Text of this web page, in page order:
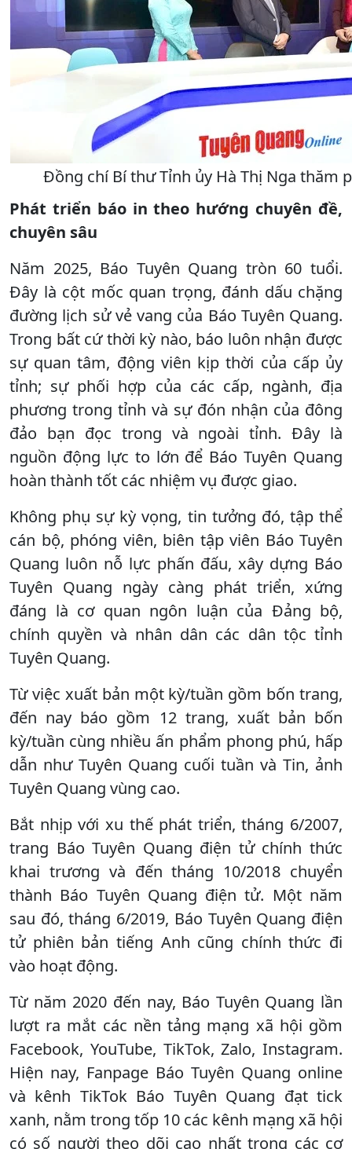
Đồng chí Bí thư Tỉnh ủy Hà Thị Nga thăm
Phát triển báo in theo hướng chuyên đề,
chuyên sâu
Năm 2025, Báo Tuyên Quang tròn 60 tuổi.
Đây là cột mốc quan trọng, đánh dấu chặng
đường lịch sử vẻ vang của Báo Tuyên Quang.
Trong bất cứ thời kỳ nào, báo luôn nhận được
sự quan tâm, động viên kịp thời của cấp ủy
tỉnh; sự phối hợp của các cấp, ngành, địa
phương trong tỉnh và sự đón nhận của đông
đảo bạn đọc trong và ngoài tỉnh. Đây là
nguồn động lực to lớn để Báo Tuyên Quang
hoàn thành tốt các nhiệm vụ được giao.
Không phụ sự kỳ vọng, tin tưởng đó, tập thể
cán bộ, phóng viên, biên tập viên Báo Tuyên
Quang luôn nỗ lực phấn đấu, xây dựng Báo
Tuyên Quang ngày càng phát triển, xứng
đáng là cơ quan ngôn luận của Đảng bộ,
chính quyền và nhân dân các dân tộc tỉnh
Tuyên Quang.
Từ việc xuất bản một kỳ/tuần gồm bốn trang,
đến nay báo gồm 12 trang, xuất bản bốn
kỳ/tuần cùng nhiều ấn phẩm phong phú, hấp
dẫn như Tuyên Quang cuối tuần và Tin, ảnh
Tuyên Quang vùng cao.
Bắt nhịp với xu thế phát triển, tháng 6/2007,
trang Báo Tuyên Quang điện tử chính thức
khai trương và đến tháng 10/2018 chuyển
thành Báo Tuyên Quang điện tử. Một năm
sau đó, tháng 6/2019, Báo Tuyên Quang điện
tử phiên bản tiếng Anh cũng chính thức đi
vào hoạt động.
Từ năm 2020 đến nay, Báo Tuyên Quang lần
lượt ra mắt các nền tảng mạng xã hội gồm
Facebook, YouTube, TikTok, Zalo, Instagram.
Hiện nay, Fanpage Báo Tuyên Quang online
và kênh TikTok Báo Tuyên Quang đạt tick
xanh, nằm trong tốp 10 các kênh mạng xã hội
có số người theo dõi cao nhất trong các cơ